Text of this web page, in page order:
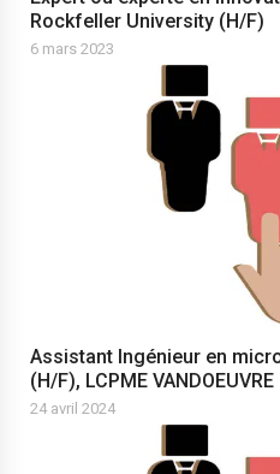
Rockfeller University (H/F)
6 mars 2023
Assistant Ingénieur en
(H/F), LCPME
24 avril 2024